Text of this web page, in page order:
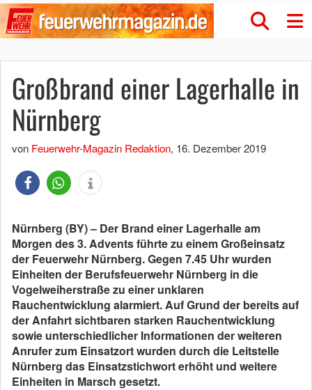
Großbrand einer Lagerhalle in
Nürnberg
von Feuerwehr-Magazin Redaktion, 16. Dezember 2019
Nürnberg (BY) – Der Brand einer Lagerhalle am
Morgen des 3. Advents führte zu einem Großeinsatz
der Feuerwehr Nürnberg. Gegen 7.45 Uhr wurden
Einheiten der Berufsfeuerwehr Nürnberg in die
Vogelweiherstraße zu einer unklaren
Rauchentwicklung alarmiert. Auf Grund der bereits auf
der Anfahrt sichtbaren starken Rauchentwicklung
sowie unterschiedlicher Informationen der weiteren
Anrufer zum Einsatzort wurden durch die Leitstelle
Nürnberg das Einsatzstichwort erhöht und weitere
Einheiten in Marsch gesetzt.